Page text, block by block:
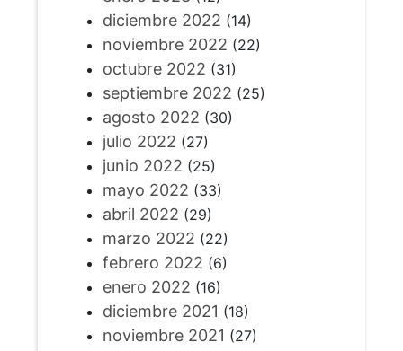
diciembre 2022 (14)
noviembre 2022 (22)
octubre 2022 (31)
septiembre 2022 (25)
agosto 2022 (30)
julio 2022 (27)
junio 2022 (25)
mayo 2022 (33)
abril 2022 (29)
marzo 2022 (22)
febrero 2022 (6)
enero 2022 (16)
diciembre 2021 (18)
noviembre 2021 (27)